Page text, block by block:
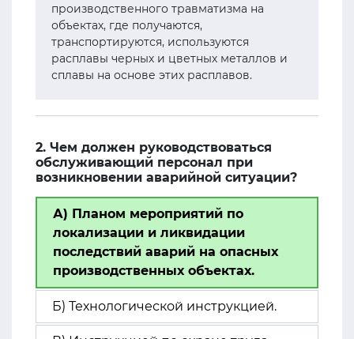
производственного травматизма на
объектах, где получаются,
транспортируются, используются
расплавы черных и цветных металлов и
сплавы на основе этих расплавов.
2. Чем должен руководствоваться
обслуживающий персонал при
возникновении аварийной ситуации?
А) Планом мероприятий по
локализации и ликвидации
последствий аварий на опасных
производственных объектах.
Б) Технологической инструкцией.